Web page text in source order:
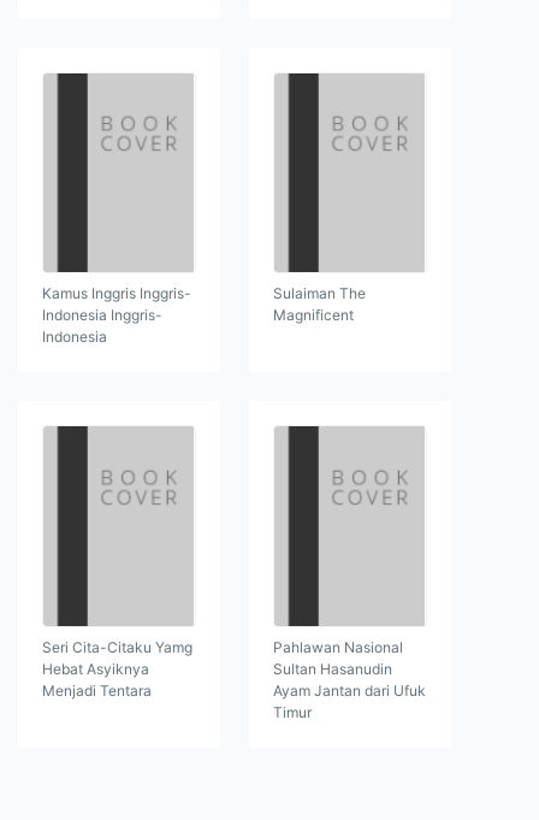
Kamus Inggris Inggris-
Indonesia Inggris-
Indonesia
Sulaiman The
Magnificent
Seri Cita-Citaku Yamg
Hebat Asyiknya
Menjadi Tentara
Pahlawan Nasional
Sultan Hasanudin
Ayam Jantan dari Ufuk
Timur